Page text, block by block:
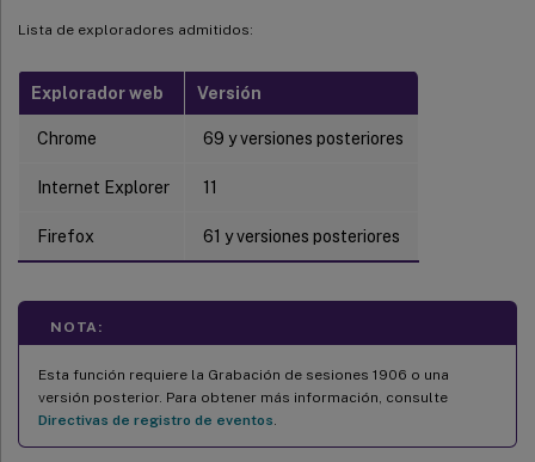
Lista de exploradores admitidos:
Explorador web Versión
Chrome 69 y versiones posteriores
Internet Explorer 11
Firefox 61 y versiones posteriores
NOTA:
Esta función requiere la Grabación de sesiones 1906 o una
versión posterior. Para obtener más información, consulte
Directivas de registro de eventos